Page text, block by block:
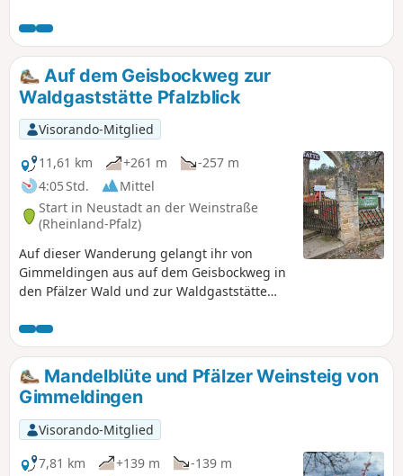
Auf dem Geisbockweg zur
Waldgaststätte Pfalzblick
Visorando-Mitglied
11,61 km
+261 m
-257 m
4:05 Std.
Mittel
Start in Neustadt an der Weinstraße
(Rheinland-Pfalz)
Auf dieser Wanderung gelangt ihr von
Gimmeldingen aus auf dem Geisbockweg in
den Pfälzer Wald und zur Waldgaststätte
Mandelbäumen entlang führt der Weg von
dort zurück nach Gimmeldingen.
Mandelblüte und Pfälzer Weinsteig von
Gimmeldingen
Visorando-Mitglied
7,81 km
+139 m
-139 m